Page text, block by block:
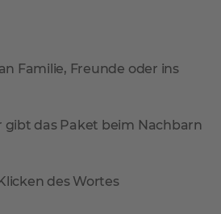
Familie, Freunde oder ins
das Paket beim Nachbarn
des Wortes